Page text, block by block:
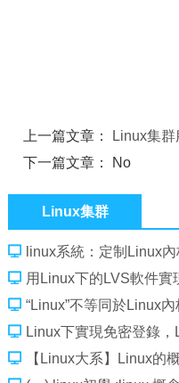
上一篇文章：
Linux集
下一篇文章： No
Linux集群
linux系統：定制Linux
用Linux下的LVS軟件實
“Linux”不等同於Linux
Linux下實現免密登錄
【Linux大系】Linux的